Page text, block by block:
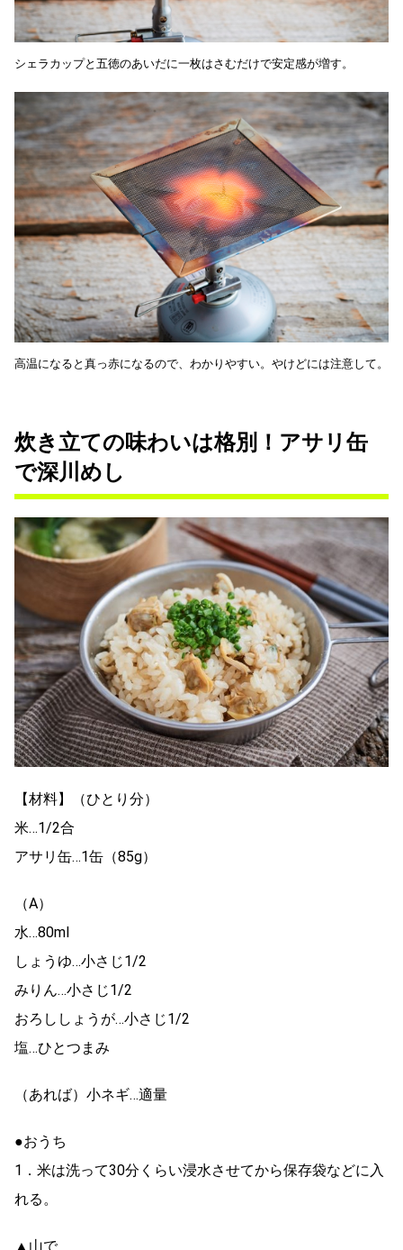
シェラカップと五徳のあいだに一枚はさむだけで安定感が増す。
高温になると真っ赤になるので、わかりやすい。やけどには注意して。
炊き立ての味わいは格別！アサリ缶
で深川めし
【材料】（ひとり分）
米…1/2合
アサリ缶…1缶（85g）
（A）
水…80ml
しょうゆ…小さじ1/2
みりん…小さじ1/2
おろししょうが…小さじ1/2
塩…ひとつまみ
（あれば）小ネギ…適量
●おうち
1．米は洗って30分くらい浸水させてから保存袋などに入
れる。
▲山で